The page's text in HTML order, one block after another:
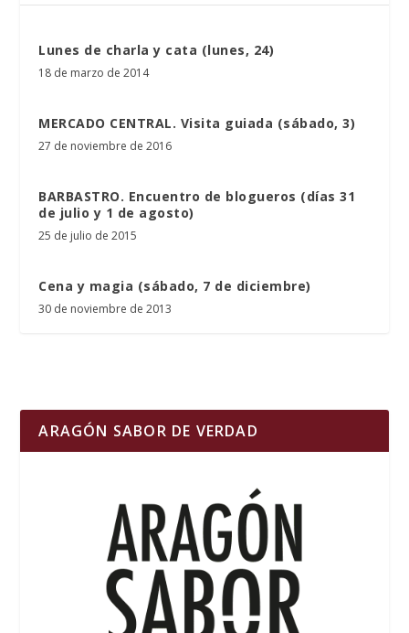
Lunes de charla y cata (lunes, 24)
18 de marzo de 2014
MERCADO CENTRAL. Visita guiada (sábado, 3)
27 de noviembre de 2016
BARBASTRO. Encuentro de blogueros (días 31
de julio y 1 de agosto)
25 de julio de 2015
Cena y magia (sábado, 7 de diciembre)
30 de noviembre de 2013
ARAGÓN SABOR DE VERDAD